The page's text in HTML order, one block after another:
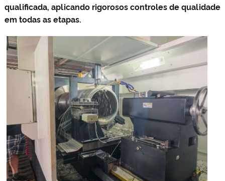
qualificada, aplicando rigorosos controles de qualidade
em todas as etapas.